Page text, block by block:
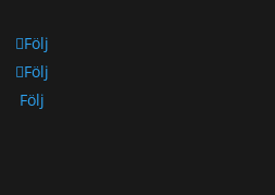
Följ
Följ
Följ